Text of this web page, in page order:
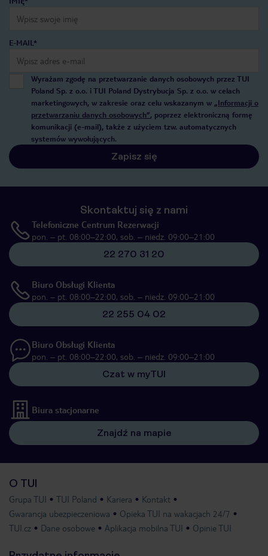
E-MAIL*
Wyrażam zgodę na przetwarzanie danych osobowych przez TUI
Poland Sp. z o.o. i TUI Poland Dystrybucja Sp. z o.o. w celach
marketingowych, w zakresie oraz celu wskazanym w „Informacji o
przetwarzaniu danych osobowych”, poprzez elektroniczną formę
komunikacji (e-mail), także z użyciem tzw. automatycznych
systemów wywołujących.
Zapisz się
Skontaktuj się z nami
Telefoniczne Centrum Rezerwacji
pon. – pt. 08:00–22:00, sob. – niedz. 09:00–21:00
22 270 31 20
Biuro Obsługi Klienta
pon. – pt. 08:00–22:00, sob. – niedz. 09:00–21:00
22 255 04 02
Biuro Obsługi Klienta
pon. – pt. 08:00–22:00, sob. – niedz. 09:00–21:00
Czat w myTUI
Biura stacjonarne
Znajdź na mapie
O TUI
Grupa TUI TUI Poland Kariera
Kontakt
Gwarancja ubezpieczeniowa
Opieka TUI na wakacjach 24/7
TUI.cz
Dane osobowe Aplikacja mobilna TUI Opinie TUI